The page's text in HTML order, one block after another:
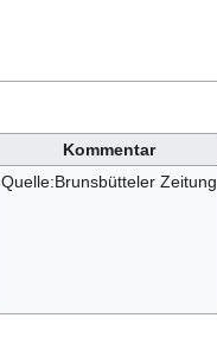
Kommentar
Quelle:Brunsbütteler Zeitung